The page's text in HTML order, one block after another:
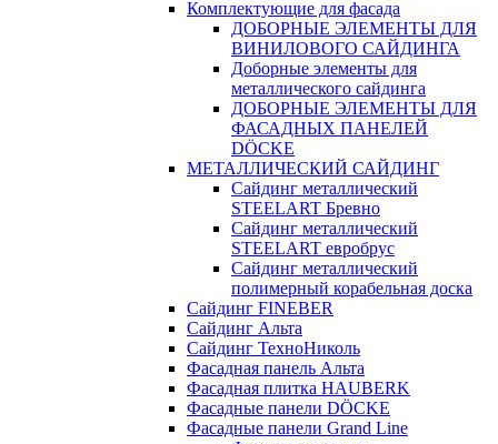
Комплектующие для фасада
ДОБОРНЫЕ ЭЛЕМЕНТЫ ДЛЯ
ВИНИЛОВОГО САЙДИНГА
Доборные элементы для
металлического сайдинга
ДОБОРНЫЕ ЭЛЕМЕНТЫ ДЛЯ
ФАСАДНЫХ ПАНЕЛЕЙ
DÖCKE
МЕТАЛЛИЧЕСКИЙ САЙДИНГ
Сайдинг металлический
STEELART Бревно
Сайдинг металлический
STEELART евробрус
Сайдинг металлический
полимерный корабельная доска
Сайдинг FINEBER
Сайдинг Альта
Сайдинг ТехноНиколь
Фасадная панель Альта
Фасадная плитка HAUBERK
Фасадные панели DÖCKE
Фасадные панели Grand Line